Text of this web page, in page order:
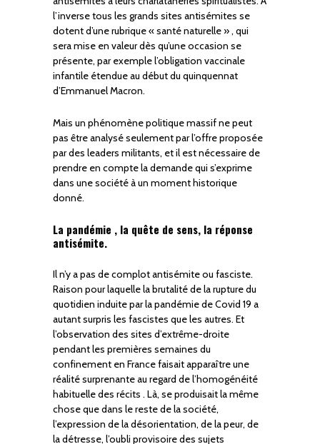
l’inverse tous les grands sites antisémites se
dotent d’une rubrique « santé naturelle » , qui
sera mise en valeur dès qu’une occasion se
présente, par exemple l’obligation vaccinale
infantile étendue au début du quinquennat
d’Emmanuel Macron.
Mais un phénomène politique massif ne peut
pas être analysé seulement par l’offre proposée
par des leaders militants, et il est nécessaire de
prendre en compte la demande qui s’exprime
dans une société à un moment historique
donné.
La pandémie , la quête de sens, la réponse
antisémite.
Il n’y a pas de complot antisémite ou fasciste.
Raison pour laquelle la brutalité de la rupture du
quotidien induite par la pandémie de Covid 19 a
autant surpris les fascistes que les autres. Et
l’observation des sites d’extrême-droite
pendant les premières semaines du
confinement en France faisait apparaître une
réalité surprenante au regard de l’homogénéité
habituelle des récits . Là, se produisait la même
chose que dans le reste de la société,
l’expression de la désorientation, de la peur, de
la détresse, l’oubli provisoire des sujets